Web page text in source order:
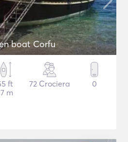
boat Corfu
ft
m
72 Crociera 0